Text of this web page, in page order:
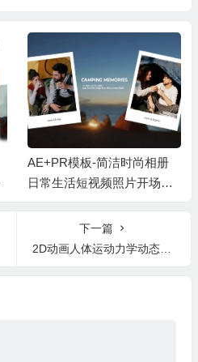
AE+PR模板-简洁时尚相册
日常生活短视频照片开场片
下一篇
2D动画人体运动力学动态姿势动画大师级视频教程